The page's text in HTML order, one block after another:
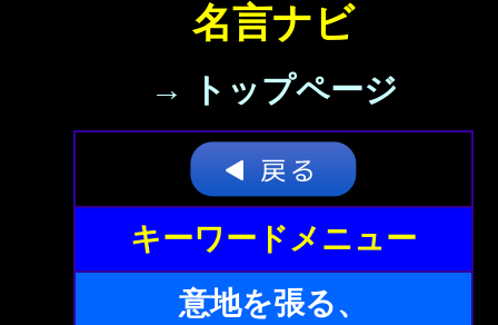
名言ナビ
→ トップページ
キーワードメニュー
意地を張る、